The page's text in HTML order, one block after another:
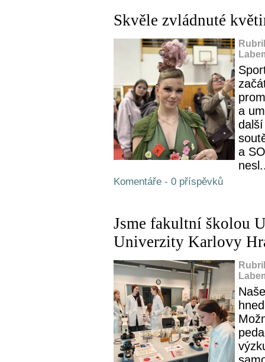
Skvěle zvládnuté
a
a
Komentáře - 0 příspěvků
Jsme fakultní školou
Univerzity Karlovy